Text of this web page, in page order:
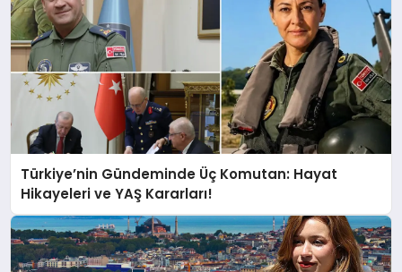
Türkiye’nin Gündeminde Üç Komutan: Hayat
Hikayeleri ve YAŞ Kararları!